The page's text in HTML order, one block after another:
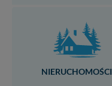
NIERUCHOMOŚCI